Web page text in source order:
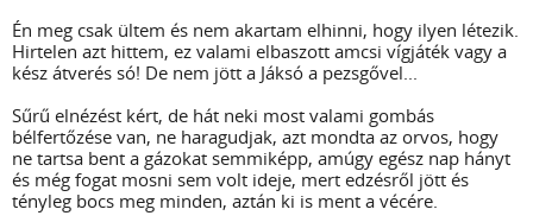
Én meg csak ültem és nem akartam elhinni, hogy ilyen létezik.
Hirtelen azt hittem, ez valami elbaszott amcsi vígjáték vagy a
kész átverés só! De nem jött a Jáksó a pezsgővel...
Sűrű elnézést kért, de hát neki most valami gombás
bélfertőzése van, ne haragudjak, azt mondta az orvos, hogy
ne tartsa bent a gázokat semmiképp, amúgy egész nap hányt
és még fogat mosni sem volt ideje, mert edzésről jött és
tényleg bocs meg minden, aztán ki is ment a vécére.